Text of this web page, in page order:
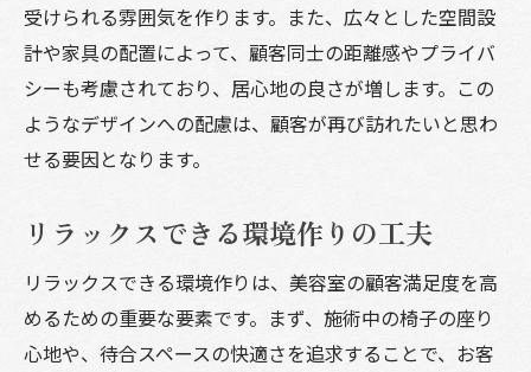
受けられる雰囲気を作ります。また、広々とした空間設
計や家具の配置によって、顧客同士の距離感やプライバ
シーも考慮されており、居心地の良さが増します。この
ようなデザインへの配慮は、顧客が再び訪れたいと思わ
せる要因となります。
リラックスできる環境作りの工夫
リラックスできる環境作りは、美容室の顧客満足度を高
めるための重要な要素です。まず、施術中の椅子の座り
心地や、待合スペースの快適さを追求することで、お客